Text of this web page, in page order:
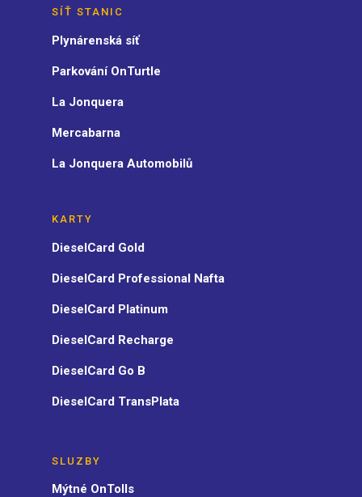
SÍŤ STANIC
Plynárenská síť
Parkování OnTurtle
La Jonquera
Mercabarna
La Jonquera Automobilů
KARTY
DieselCard Gold
DieselCard Professional Nafta
DieselCard Platinum
DieselCard Recharge
DieselCard Go B
DieselCard TransPlata
SLUZBY
Mýtné OnTolls